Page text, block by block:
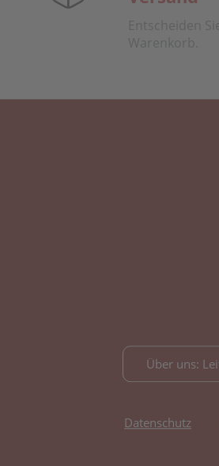
Entscheiden
Warenkorb.
Über uns:
Datenschutz